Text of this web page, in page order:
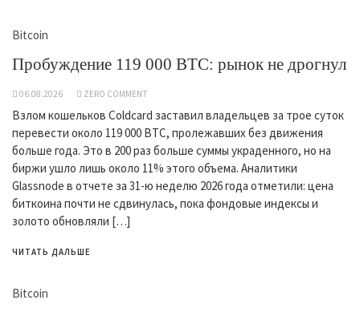
Bitcoin
Пробуждение 119 000 BTC: рынок не дрогнул
06.08.2026 ZERO COMMENT
Взлом кошельков Coldcard заставил владельцев за трое суток
перевести около 119 000 BTC, пролежавших без движения
больше года. Это в 200 раз больше суммы украденного, но на
биржи ушло лишь около 11% этого объема. Аналитики
Glassnode в отчете за 31-ю неделю 2026 года отметили: цена
биткоина почти не сдвинулась, пока фондовые индексы и
золото обновляли […]
ЧИТАТЬ ДАЛЬШЕ
Bitcoin